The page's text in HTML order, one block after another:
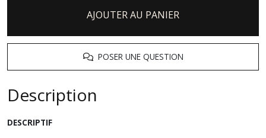
AJOUTER AU PANIER
POSER UNE QUESTION
Description
DESCRIPTIF